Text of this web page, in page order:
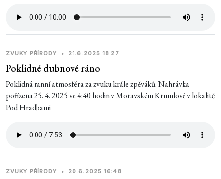
ZVUKY PŘÍRODY • 21.6.2025 18:27
Poklidné dubnové ráno
Poklidná ranní atmosféra za zvuku krále zpěváků. Nahrávka
pořízena 25. 4. 2025 ve 4:40 hodin v Moravském Krumlově v lokalitě
Pod Hradbami
ZVUKY PŘÍRODY • 20.6.2025 16:48